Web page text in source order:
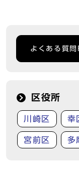
よくある質
区役所
川崎区 幸
宮前区 多